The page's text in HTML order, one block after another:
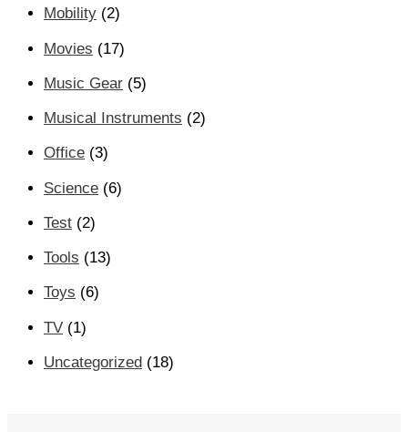
Mobility (2)
Movies (17)
Music Gear (5)
Musical Instruments (2)
Office (3)
Science (6)
Test (2)
Tools (13)
Toys (6)
TV (1)
Uncategorized (18)